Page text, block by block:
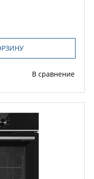
В сравнение